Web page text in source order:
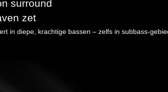
surround
zet
in diepe, krachtige bassen – zelfs in subbass-